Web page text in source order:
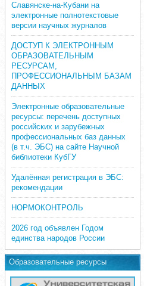
Славянске-на-Кубани на
электронные полнотекстовые
версии научных журналов
ДОСТУП К ЭЛЕКТРОННЫМ
ОБРАЗОВАТЕЛЬНЫМ
РЕСУРСАМ,
ПРОФЕССИОНАЛЬНЫМ БАЗАМ
ДАННЫХ
Электронные образовательные
ресурсы: перечень доступных
российских и зарубежных
профессиональных баз данных
(в т.ч. ЭБС) на сайте Научной
библиотеки КубГУ
Удалённая регистрация в ЭБС:
рекомендации
НОРМОКОНТРОЛЬ
2026 год объявлен Годом
единства народов России
Образовательные ресурсы